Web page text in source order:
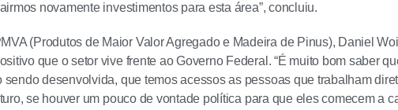
novamente investimentos para esta área”, concluiu.
(Produtos de Maior Valor Agregado e Madeira de Pinus), Daniel
que o setor vive frente ao Governo Federal. “É muito bom saber
sendo desenvolvida, que temos acessos as pessoas que trabalham
se houver um pouco de vontade política para que eles comecem a